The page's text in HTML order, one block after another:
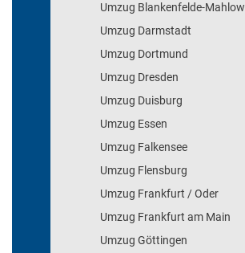
Umzug Blankenfelde-Mahlow
Umzug Darmstadt
Umzug Dortmund
Umzug Dresden
Umzug Duisburg
Umzug Essen
Umzug Falkensee
Umzug Flensburg
Umzug Frankfurt / Oder
Umzug Frankfurt am Main
Umzug Göttingen